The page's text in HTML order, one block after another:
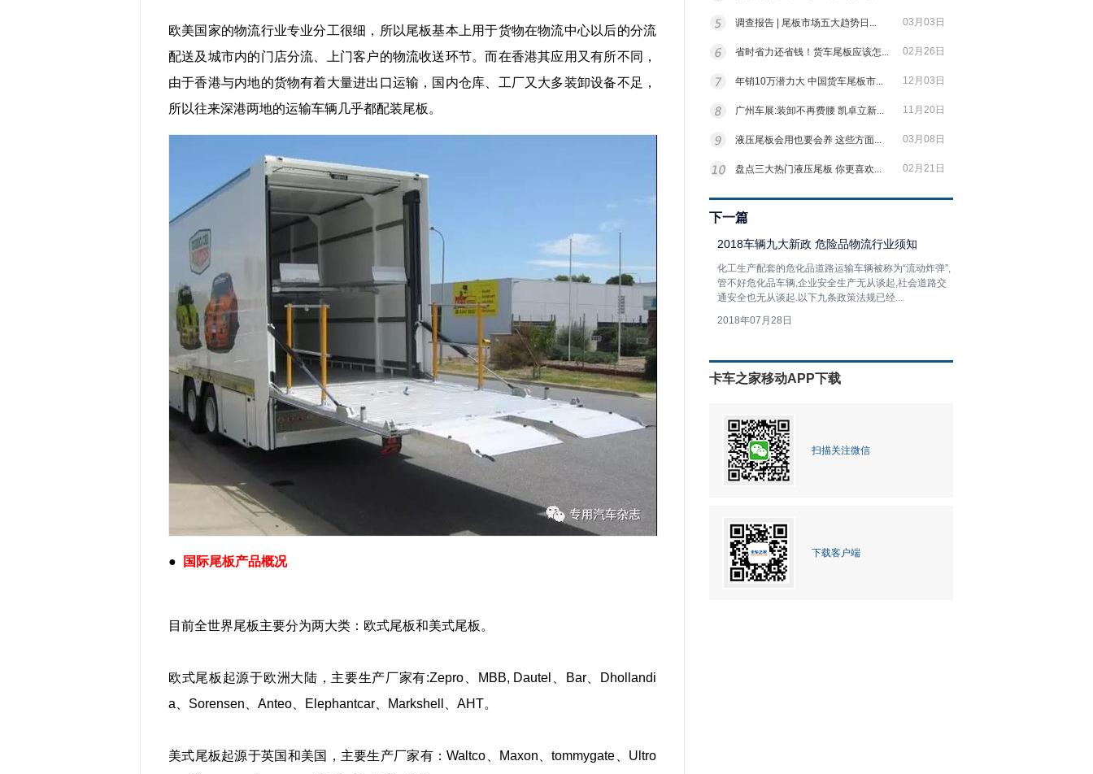
欧美国家的物流行业专业分工很细，所以尾板基本上用于货物在物流中心以后的分流
配送及城市内的门店分流、上门客户的物流收送环节。而在香港其应用又有所不同，
由于香港与内地的货物有着大量进出口运输，国内仓库、工厂又大多装卸设备不足，
所以往来深港两地的运输车辆几乎都配装尾板。
● 国际尾板产品概况
目前全世界尾板主要分为两大类：欧式尾板和美式尾板。
欧式尾板起源于欧洲大陆，主要生产厂家有:Zepro、MBB, Dautel、Bar、Dhollandi
a、Sorensen、Anteo、Elephantcar、Markshell、AHT。
美式尾板起源于英国和美国，主要生产厂家有：Waltco、Maxon、tommygate、Ultro
调查报告 | 尾板市场五大趋势日... 03月03日
省时省力还省钱！货车尾板应该怎... 02月26日
年销10万潜力大 中国货车尾板市... 12月03日
广州车展:装卸不再费腰 凯卓立新... 11月20日
液压尾板会用也要会养 这些方面... 03月08日
盘点三大热门液压尾板 你更喜欢... 02月21日
下一篇
2018车辆九大新政 危险品物流行业须知
化工生产配套的危化品道路运输车辆被称为“流动炸弹”,
管不好危化品车辆,企业安全生产无从谈起,社会道路交
通安全也无从谈起.以下九条政策法规已经...
2018年07月28日
卡车之家移动APP下载
扫描关注微信
下载客户端